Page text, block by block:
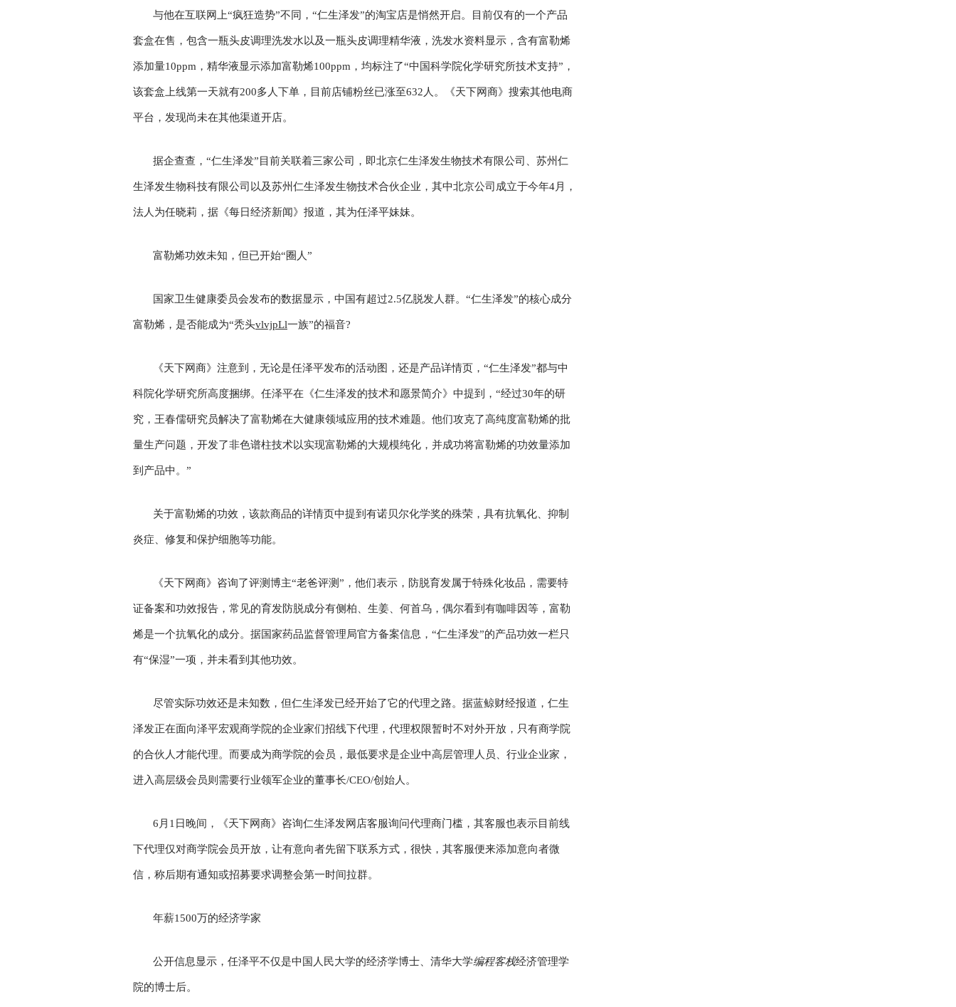
与他在互联网上“疯狂造势”不同，“仁生泽发”的淘宝店是悄然开启。目前仅有的一个产品
套盒在售，包含一瓶头皮调理洗发水以及一瓶头皮调理精华液，洗发水资料显示，含有富勒烯
添加量10ppm，精华液显示添加富勒烯100ppm，均标注了“中国科学院化学研究所技术支持”，
该套盒上线第一天就有200多人下单，目前店铺粉丝已涨至632人。《天下网商》搜索其他电商
平台，发现尚未在其他渠道开店。
据企查查，“仁生泽发”目前关联着三家公司，即北京仁生泽发生物技术有限公司、苏州仁
生泽发生物科技有限公司以及苏州仁生泽发生物技术合伙企业，其中北京公司成立于今年4月，
法人为任晓莉，据《每日经济新闻》报道，其为任泽平妹妹。
富勒烯功效未知，但已开始“圈人”
国家卫生健康委员会发布的数据显示，中国有超过2.5亿脱发人群。“仁生泽发”的核心成分
富勒烯，是否能成为“秃头vlvjpLl一族”的福音?
《天下网商》注意到，无论是任泽平发布的活动图，还是产品详情页，“仁生泽发”都与中
科院化学研究所高度捆绑。任泽平在《仁生泽发的技术和愿景简介》中提到，“经过30年的研
究，王春儒研究员解决了富勒烯在大健康领域应用的技术难题。他们攻克了高纯度富勒烯的批
量生产问题，开发了非色谱柱技术以实现富勒烯的大规模纯化，并成功将富勒烯的功效量添加
到产品中。”
关于富勒烯的功效，该款商品的详情页中提到有诺贝尔化学奖的殊荣，具有抗氧化、抑制
炎症、修复和保护细胞等功能。
《天下网商》咨询了评测博主“老爸评测”，他们表示，防脱育发属于特殊化妆品，需要特
证备案和功效报告，常见的育发防脱成分有侧柏、生姜、何首乌，偶尔看到有咖啡因等，富勒
烯是一个抗氧化的成分。据国家药品监督管理局官方备案信息，“仁生泽发”的产品功效一栏只
有“保湿”一项，并未看到其他功效。
尽管实际功效还是未知数，但仁生泽发已经开始了它的代理之路。据蓝鲸财经报道，仁生
泽发正在面向泽平宏观商学院的企业家们招线下代理，代理权限暂时不对外开放，只有商学院
的合伙人才能代理。而要成为商学院的会员，最低要求是企业中高层管理人员、行业企业家，
进入高层级会员则需要行业领军企业的董事长/CEO/创始人。
6月1日晚间，《天下网商》咨询仁生泽发网店客服询问代理商门槛，其客服也表示目前线
下代理仅对商学院会员开放，让有意向者先留下联系方式，很快，其客服便来添加意向者微
信，称后期有通知或招募要求调整会第一时间拉群。
年薪1500万的经济学家
公开信息显示，任泽平不仅是中国人民大学的经济学博士、清华大学编程客栈经济管理学
院的博士后。